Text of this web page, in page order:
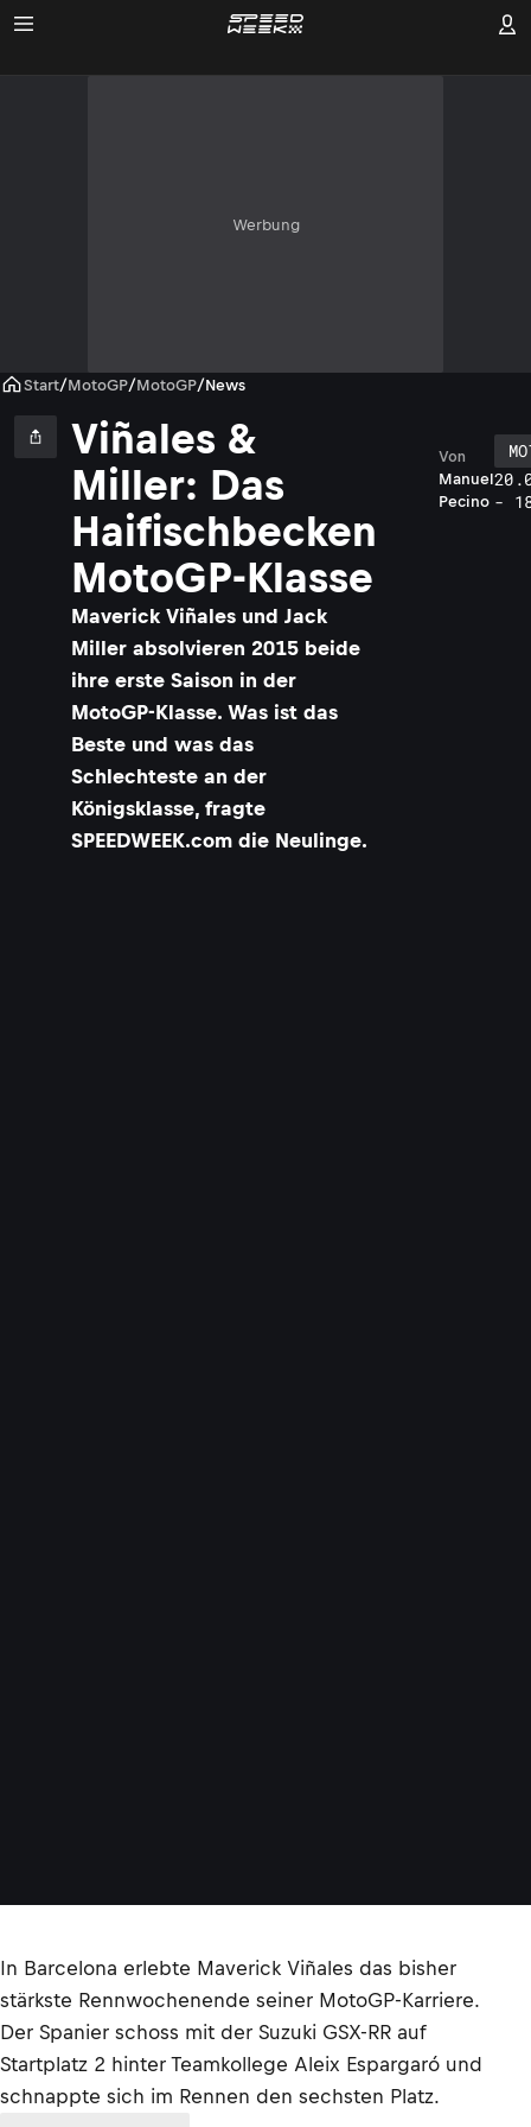
Werbung
Start/MotoGP/MotoGP/News
Viñales &
Miller: Das
Haifischbecken
MotoGP-Klasse
Maverick Viñales und Jack
Miller absolvieren 2015 beide
ihre erste Saison in der
MotoGP-Klasse. Was ist das
Beste und was das
Schlechteste an der
Königsklasse, fragte
SPEEDWEEK.com die Neulinge.
Manuel
Pecino
Von
-
In Barcelona erlebte Maverick Viñales das bisher
stärkste Rennwochenende seiner MotoGP-Karriere.
Der Spanier schoss mit der Suzuki GSX-RR auf
Startplatz 2 hinter Teamkollege Aleix Espargaró und
schnappte sich im Rennen den sechsten Platz.